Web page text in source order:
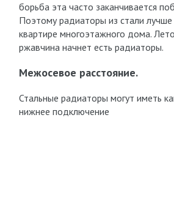
борьба эта часто заканчивается
Поэтому радиаторы из стали лучше
квартире многоэтажного дома.
ржавчина начнет есть радиаторы.
Межосевое расстояние.
Стальные радиаторы могут иметь
нижнее подключение